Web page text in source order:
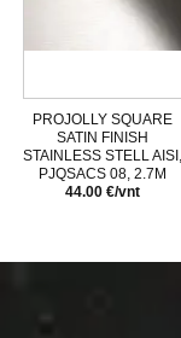
PROJOLLY SQUARE
SATIN FINISH
STAINLESS STELL AISI,
PJQSACS 08, 2.7M
44.00 €/vnt